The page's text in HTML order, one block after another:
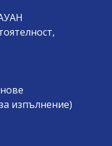
изпълнение)